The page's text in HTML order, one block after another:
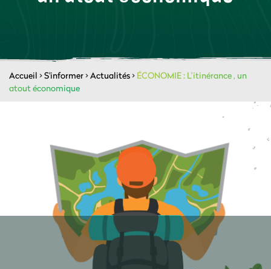
Accueil >S'informer>Actualités> ÉCONOMIE : L’itinérance , un
atout économique